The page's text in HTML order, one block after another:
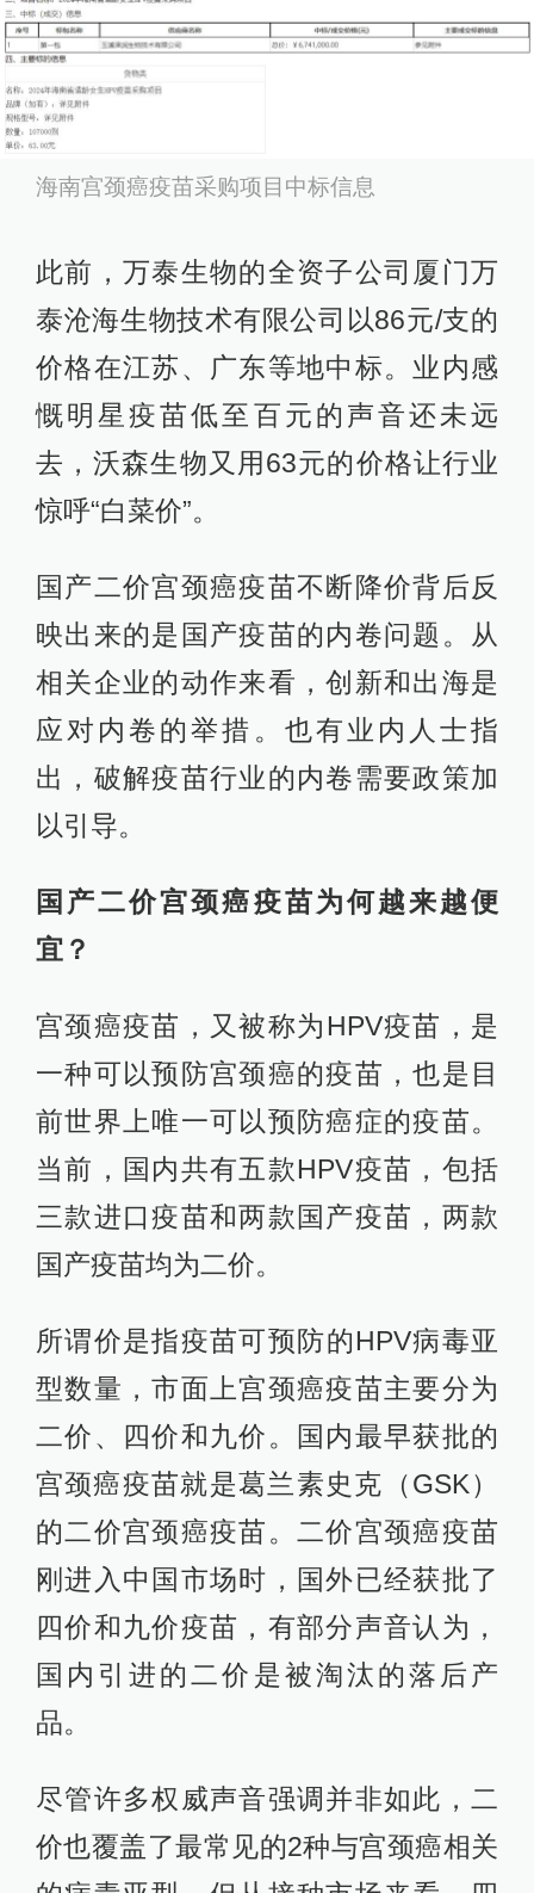
海南宫颈癌疫苗采购项目中标信息
此前，万泰生物的全资子公司厦门万
泰沧海生物技术有限公司以86元/支的
价格在江苏、广东等地中标。业内感
慨明星疫苗低至百元的声音还未远
去，沃森生物又用63元的价格让行业
惊呼“白菜价”。
国产二价宫颈癌疫苗不断降价背后反
映出来的是国产疫苗的内卷问题。从
相关企业的动作来看，创新和出海是
应对内卷的举措。也有业内人士指
出，破解疫苗行业的内卷需要政策加
以引导。
国产二价宫颈癌疫苗为何越来越便
宜？
宫颈癌疫苗，又被称为HPV疫苗，是
一种可以预防宫颈癌的疫苗，也是目
前世界上唯一可以预防癌症的疫苗。
当前，国内共有五款HPV疫苗，包括
三款进口疫苗和两款国产疫苗，两款
国产疫苗均为二价。
所谓价是指疫苗可预防的HPV病毒亚
型数量，市面上宫颈癌疫苗主要分为
二价、四价和九价。国内最早获批的
宫颈癌疫苗就是葛兰素史克（GSK）
的二价宫颈癌疫苗。二价宫颈癌疫苗
刚进入中国市场时，国外已经获批了
四价和九价疫苗，有部分声音认为，
国内引进的二价是被淘汰的落后产
品。
尽管许多权威声音强调并非如此，二
价也覆盖了最常见的2种与宫颈癌相关